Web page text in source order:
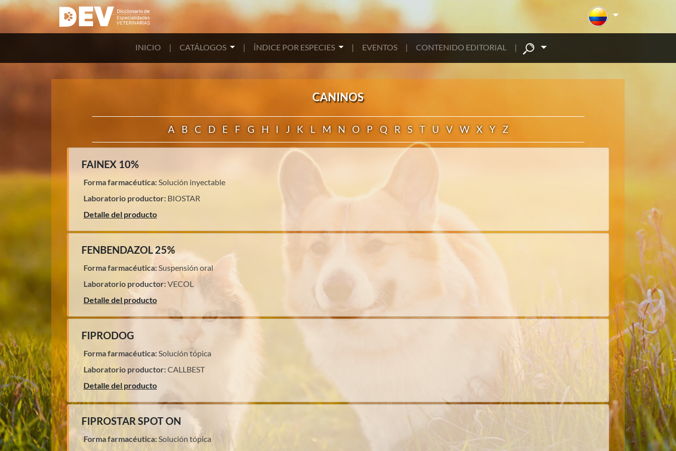
INICIO | CATÁLOGOS | ÍNDICE POR ESPECIES | EVENTOS | CONTENIDO EDITORIAL |
CANINOS
A B C D E F G H I J K L M N O P Q R S T U V W X Y Z
FAINEX 10%
Forma farmacéutica: Solución inyectable
Laboratorio productor: BIOSTAR
Detalle del producto
FENBENDAZOL 25%
Forma farmacéutica: Suspensión oral
Laboratorio productor:VECOL
Detalle del producto
FIPRODOG
Forma farmacéutica: Solución tópica
Laboratorio productor:CALLBEST
Detalle del producto
FIPROSTAR SPOT ON
Forma farmacéutica: Solución tópica